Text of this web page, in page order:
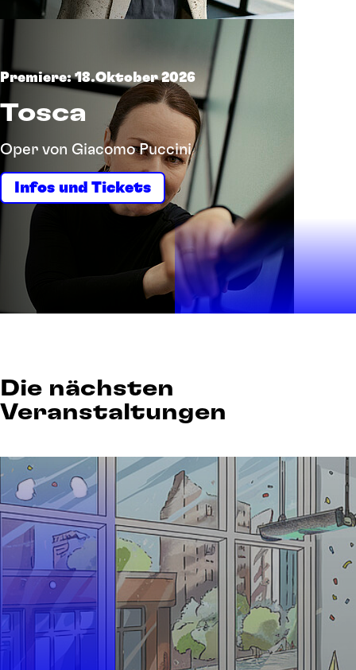
Premiere: 18.Oktober 2026
Tosca
Oper von Giacomo Puccini
Infos und Tickets
Die nächsten
Veranstaltungen